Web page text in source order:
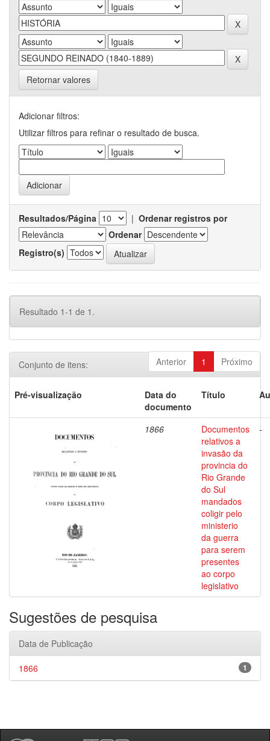
Retornar valores
Adicionar filtros:
Utilizar filtros para refinar o resultado de busca.
Resultados/Página | Ordenar registros por
Ordenar
Registro(s)
Resultado 1-1 de 1.
Anterior 1 Próximo
Conjunto de itens:
Pré-visualização
Data do
documento
Título
1866
Documentos
relativos a
invasão da
provincia do
Rio Grande
do Sul
mandados
coligir pelo
ministerio
da guerra
para serem
presentes
ao corpo
legislativo
-
Sugestões de pesquisa
Data de Publicação
1
1866